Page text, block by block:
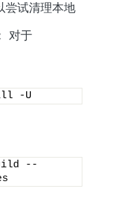
尝试清理本地
对于
-U
--